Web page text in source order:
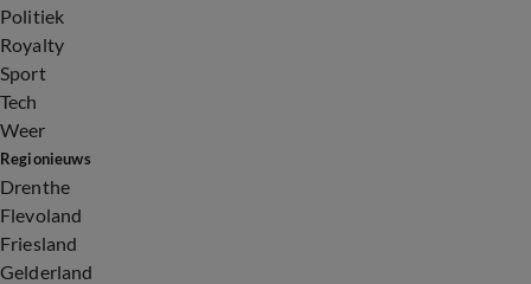
Politiek
Royalty
Sport
Tech
Weer
Regionieuws
Drenthe
Flevoland
Friesland
Gelderland